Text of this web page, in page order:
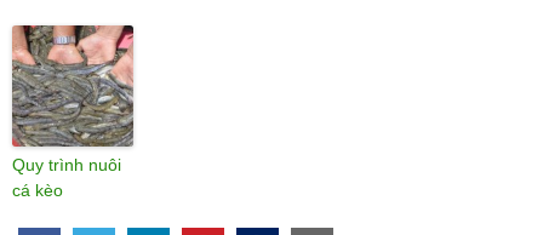
Quy trình nuôi
cá kèo